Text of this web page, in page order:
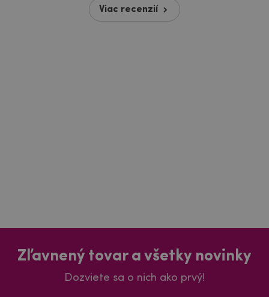
Viac recenzií
Zľavnený tovar a všetky novinky
Dozviete sa o nich ako prvý!